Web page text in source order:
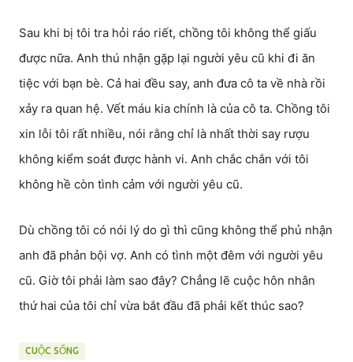
Sau khi bị tôi tra hỏi ráo riết, chồng tôi không thể giấu
được nữa. Anh thú nhận gặp lại người yêu cũ khi đi ăn
tiệc với bạn bè. Cả hai đều say, anh đưa cô ta về nhà rồi
xảy ra quan hệ. Vết máu kia chính là của cô ta. Chồng tôi
xin lỗi tôi rất nhiều, nói rằng chỉ là nhất thời say rượu
không kiểm soát được hành vi. Anh chắc chắn với tôi
không hề còn tình cảm với người yêu cũ.
Dù chồng tôi có nói lý do gì thì cũng không thể phủ nhận
anh đã phản bội vợ. Anh có tình một đêm với người yêu
cũ. Giờ tôi phải làm sao đây? Chẳng lẽ cuộc hôn nhân
thứ hai của tôi chỉ vừa bắt đầu đã phải kết thúc sao?
CUỘC SỐNG